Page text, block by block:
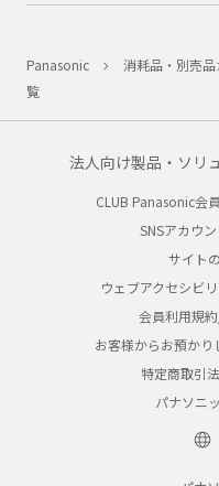
Panasonic 消耗品・別売
覧
法人向け製品・ソリ
CLUB Panasonic会
SNSアカウ
サイト
ウェブアクセシビ
会員利用規
お客様からお預か
特定商取引
パナソニ